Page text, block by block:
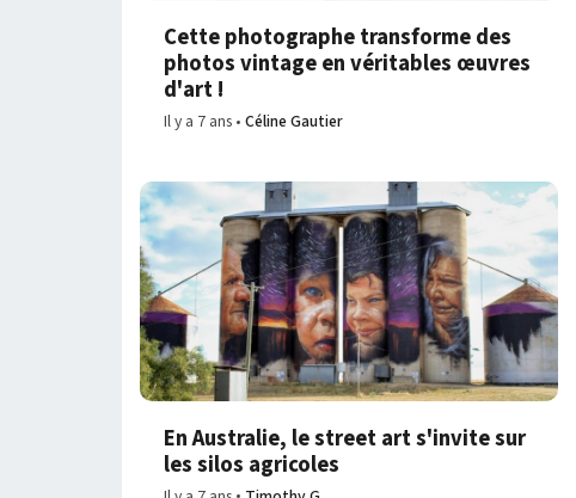
Cette photographe transforme des
photos vintage en véritables œuvres
d'art !
Il y a 7 ans Céline Gautier
En Australie, le street art s'invite sur
les silos agricoles